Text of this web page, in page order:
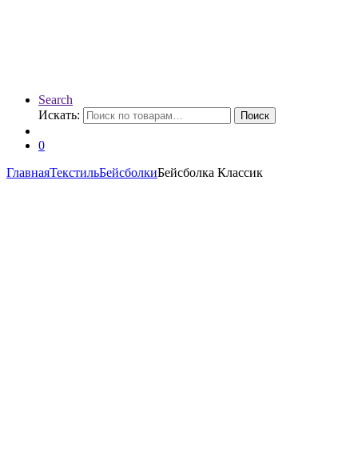
Search
Искать:
Поиск
0
ГлавнаяТекстильБейсболкиБейсболка Классик